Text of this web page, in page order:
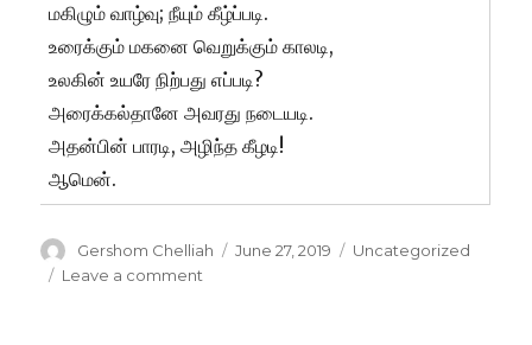
மகிழும் வாழ்வு; நீயும் கீழ்ப்படி.
உரைக்கும் மகனை வெறுக்கும் காலடி,
உலகின் உயரே நிற்பது எப்படி?
அரைக்கல்தானே அவரது நடையடி.
அதன்பின் பாரடி, அழிந்த கீழடி!
ஆமென்.
Author
Gershom Chelliah
Posted
June 27, 2019 Categories
Uncategorized
Leave a comment